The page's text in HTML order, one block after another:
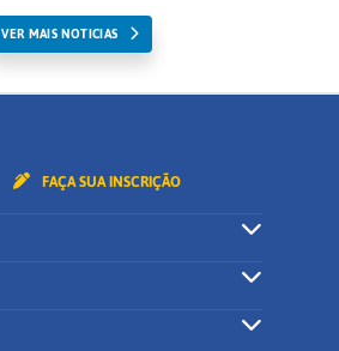
VER MAIS NOTICIAS
FAÇA SUA INSCRIÇÃO